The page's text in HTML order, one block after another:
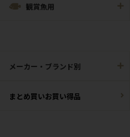
観賞魚用
メーカー・ブランド別
まとめ買いお買い得品